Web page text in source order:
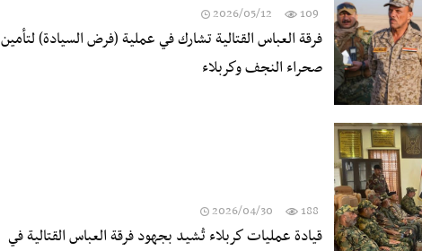
2026/05/12 109
فرقة العباس القتالية تشارك في عملية (فرض السيادة) لتأمين
صحراء النجف وكربلاء
2026/04/30 188
قيادة عمليات كربلاء تُشيد بجهود فرقة العباس القتالية في